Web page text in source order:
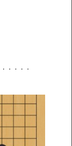
・・・・